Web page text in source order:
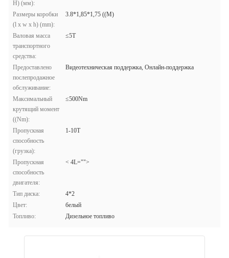
H) (мм):
Размеры коробки
(l x w x h) (mm):
3.8*1,85*1,75 ((M)
Валовая масса
транспортного
средства:
≤5T
Предоставлено
послепродажное
обслуживание:
Видеотехническая поддержка, Онлайн-поддержка
Максимальный
крутящий момент
((Nm):
≤500Nm
Пропускная
способность
(грузка):
1-10T
Пропускная
способность
двигателя:
< 4L="">
Тип диска:
4*2
Цвет:
белый
Топливо:
Дизельное топливо